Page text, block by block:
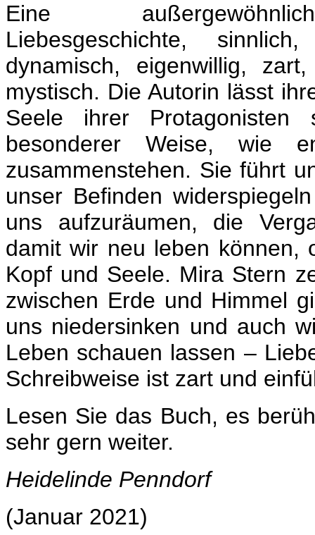
Eine
Liebesgeschichte,
dynamisch, eigenwillig,
mystisch. Die Autorin lässt
Seele ihrer Protagonisten
besonderer Weise, wie
zusammenstehen. Sie führt
unser Befinden
uns aufzuräumen, die
damit wir neu leben können,
Kopf und Seele. Mira Stern
zwischen Erde und Himmel
uns niedersinken und auch
Leben schauen lassen –
Schreibweise ist zart und
Lesen Sie das Buch, es
sehr gern weiter.
Heidelinde Penndorf
(Januar 2021)